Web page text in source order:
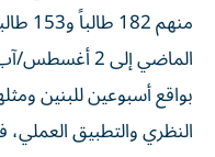
الماضي إلى 2
بواقع أسبوعين للبنين
النظري والتطبيق العملي،